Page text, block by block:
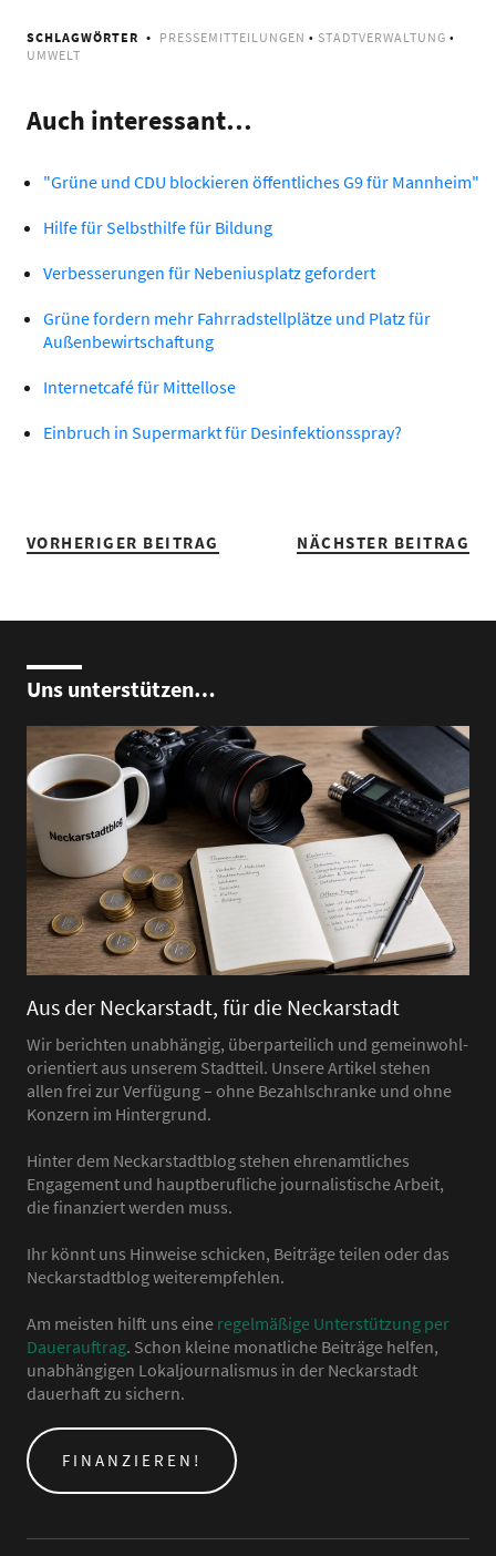
SCHLAGWÖRTER PRESSEMITTEILUNGEN • STADTVERWALTUNG •
UMWELT
Auch interessant…
"Grüne und CDU blockieren öffentliches G9 für Mannheim"
Hilfe für Selbsthilfe für Bildung
Verbesserungen für Nebeniusplatz gefordert
Grüne fordern mehr Fahrradstellplätze und Platz für
Außenbewirtschaftung
Internetcafé für Mittellose
Einbruch in Supermarkt für Desinfektionsspray?
VORHERIGER BEITRAG NÄCHSTER BEITRAG
Uns unterstützen…
Aus der Neckarstadt, für die Neckarstadt
Wir berichten unabhängig, überparteilich und gemeinwohl-
orientiert aus unserem Stadtteil. Unsere Artikel stehen
allen frei zur Verfügung – ohne Bezahlschranke und ohne
Konzern im Hintergrund.
Hinter dem Neckarstadtblog stehen ehrenamtliches
Engagement und hauptberufliche journalistische Arbeit,
die finanziert werden muss.
Ihr könnt uns Hinweise schicken, Beiträge teilen oder das
Neckarstadtblog weiterempfehlen.
Am meisten hilft uns eine regelmäßige Unterstützung per
Dauerauftrag. Schon kleine monatliche Beiträge helfen,
unabhängigen Lokaljournalismus in der Neckarstadt
dauerhaft zu sichern.
FINANZIEREN!